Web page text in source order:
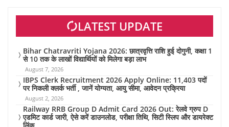
LATEST UPDATE
Bihar Chatravriti Yojana 2026: छात्रवृत्ति राशि हुई दोगुनी, कक्षा 1
से 10 तक के लाखों विद्यार्थियों को मिलेगा बड़ा लाभ
August 7, 2026
IBPS Clerk Recruitment 2026 Apply Online: 11,403 पदों
पर निकली क्लर्क भर्ती , जानें योग्यता, आयु सीमा, आवेदन प्रक्रिया
August 2, 2026
Railway RRB Group D Admit Card 2026 Out: रेलवे ग्रुप D
एडमिट कार्ड जारी, ऐसे करें डाउनलोड, परीक्षा तिथि, सिटी स्लिप और डायरेक्ट